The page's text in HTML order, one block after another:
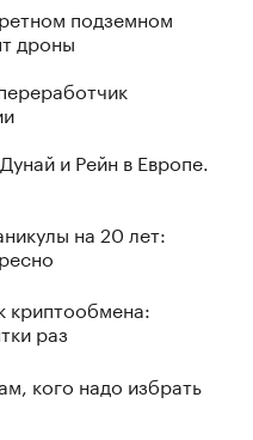
подземном
дроны
и Рейн в Европе.
на 20 лет:
криптообмена:
раз
кого надо избрать